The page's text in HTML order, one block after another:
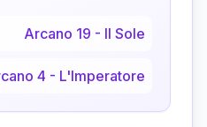
Arcano 19 - Il Sole
4 - L'Imperatore